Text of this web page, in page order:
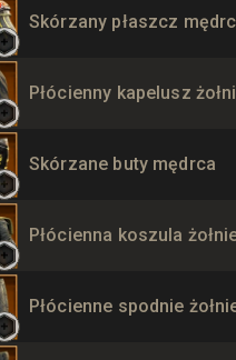
Skórzany płaszcz
Płócienny kapelusz
Skórzane buty mędrca
Płócienna koszula
Płócienne spodnie